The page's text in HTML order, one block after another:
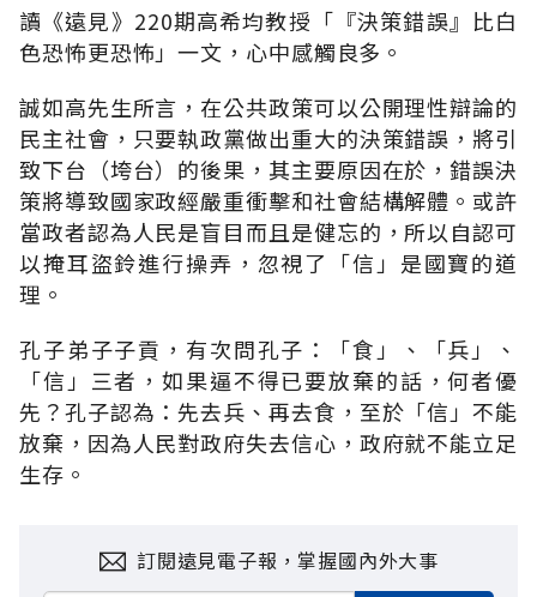
讀《遠見》220期高希均教授「『決策錯誤』比白
色恐怖更恐怖」一文，心中感觸良多。
誠如高先生所言，在公共政策可以公開理性辯論的
民主社會，只要執政黨做出重大的決策錯誤，將引
致下台（垮台）的後果，其主要原因在於，錯誤決
策將導致國家政經嚴重衝擊和社會結構解體。或許
當政者認為人民是盲目而且是健忘的，所以自認可
以掩耳盜鈴進行操弄，忽視了「信」是國寶的道
理。
孔子弟子子貢，有次問孔子：「食」、「兵」、
「信」三者，如果逼不得已要放棄的話，何者優
先？孔子認為：先去兵、再去食，至於「信」不能
放棄，因為人民對政府失去信心，政府就不能立足
生存。
訂閱遠見電子報，掌握國內外大事